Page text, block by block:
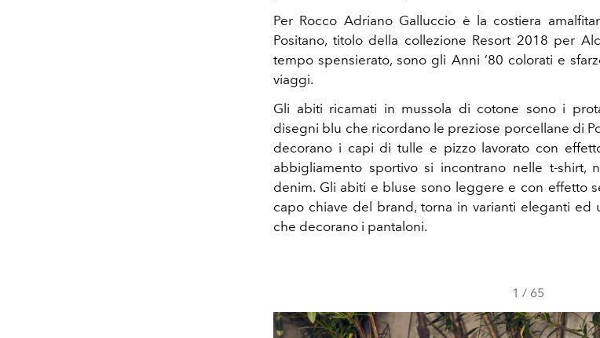
Per Rocco Adriano Galluccio è la costiera
Positano, titolo della collezione Resort 2018 per
tempo spensierato, sono gli Anni ’80 colorati e
viaggi.
Gli abiti ricamati in mussola di cotone sono i
disegni blu che ricordano le preziose porcellane di
decorano i capi di tulle e pizzo lavorato con
abbigliamento sportivo si incontrano nelle t-shirt,
denim. Gli abiti e bluse sono leggere e con effetto
capo chiave del brand, torna in varianti eleganti ed
che decorano i pantaloni.
1 / 65